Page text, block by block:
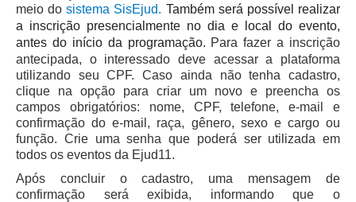
meio dosistema SisEjud. Também será possível realizar
a inscrição presencialmente no dia e local do evento,
antes do início da programação. Para fazer a inscrição
antecipada, o interessado deve acessar a plataforma
utilizando seu CPF. Caso ainda não tenha cadastro,
clique na opção para criar um novo e preencha os
campos obrigatórios: nome, CPF, telefone, e-mail e
confirmação do e-mail, raça, gênero, sexo e cargo ou
função. Crie uma senha que poderá ser utilizada em
todos os eventos da Ejud11.
Após concluir o cadastro, uma mensagem de
confirmação será exibida, informando que o